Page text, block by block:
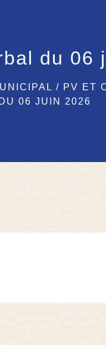
du 06
/ PV ET
DU 06 JUIN 2026